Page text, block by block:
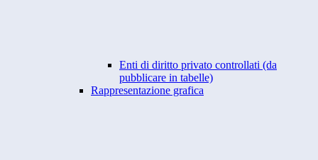
Enti di diritto privato controllati (da
pubblicare in tabelle)
Rappresentazione grafica